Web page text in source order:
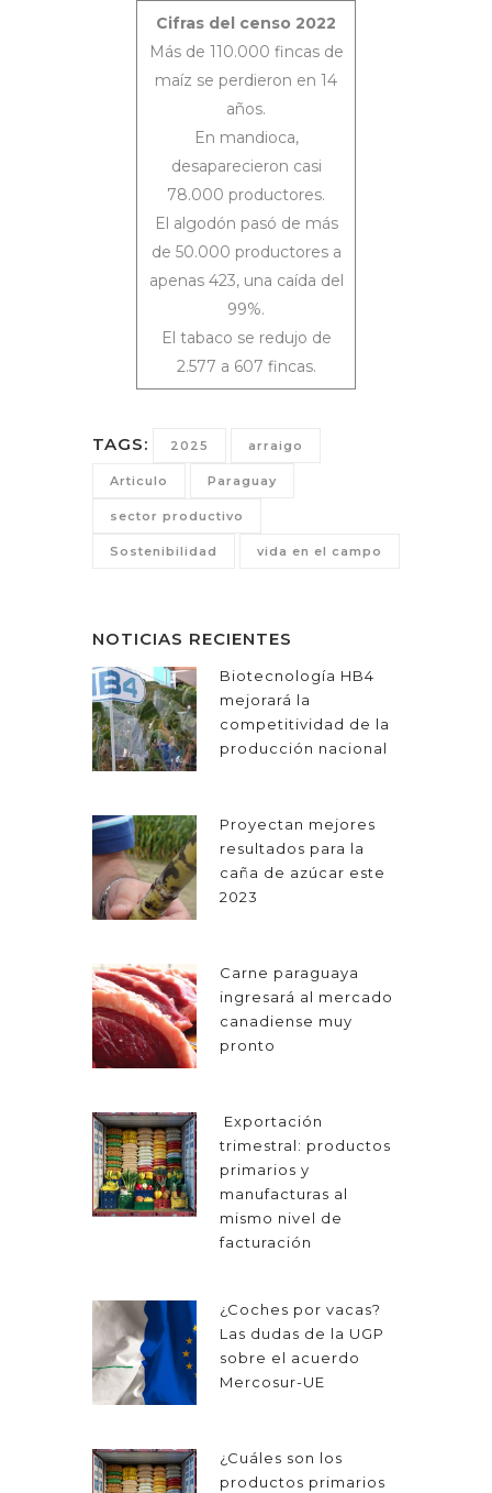
Cifras del censo 2022
Más de 110.000 fincas de
maíz se perdieron en 14
años.
En mandioca,
desaparecieron casi
78.000 productores.
El algodón pasó de más
de 50.000 productores a
apenas 423, una caída del
99%.
El tabaco se redujo de
2.577 a 607 fincas.
TAGS: 2025 arraigo
Articulo Paraguay
sector productivo
Sostenibilidad vida en el campo
NOTICIAS RECIENTES
Biotecnología HB4
mejorará la
competitividad de la
producción nacional
Proyectan mejores
resultados para la
caña de azúcar este
2023
Carne paraguaya
ingresará al mercado
canadiense muy
pronto
Exportación
trimestral: productos
primarios y
manufacturas al
mismo nivel de
facturación
¿Coches por vacas?
Las dudas de la UGP
sobre el acuerdo
Mercosur-UE
¿Cuáles son los
productos primarios